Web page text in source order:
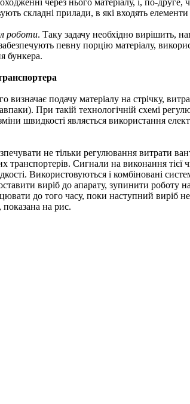
через нього матеріалу, і, по-друге,
складні прилади, в які входять
роботи. Таку задачу необхідно вирішить,
певну порцію матеріалу,
бункера.
подачу матеріалу на стрічку,
При такій технологічній схемі
швидкості являється використання
не тільки регулювання витрати
Сигнали на виконання тієї
Використовуються і комбіновані
виріб до апарату, зупинити роботу
до того часу, поки наступний виріб
показана на рис.